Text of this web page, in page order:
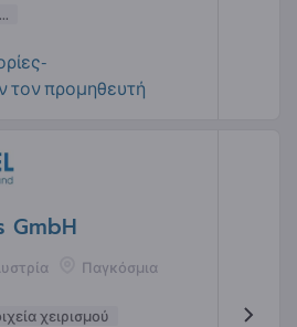
...
τον προμηθευτή
GmbH
Παγκόσμια
χειρισμού